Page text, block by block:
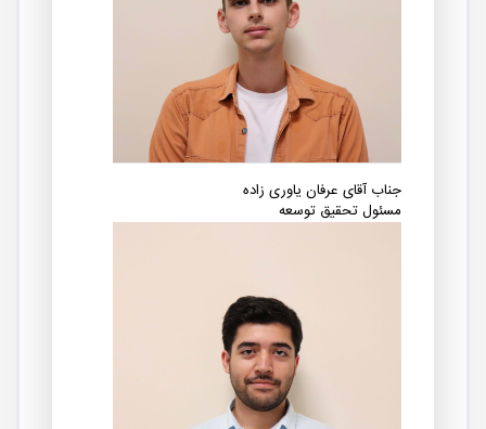
جناب آقای عرفان یاوری‎‎ زاده
مسئول تحقیق توسعه